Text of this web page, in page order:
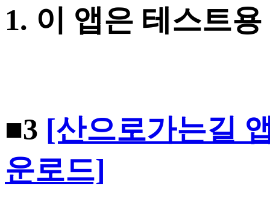
1. 이 앱은 테스트
■3 [산으로가는길
운로드]